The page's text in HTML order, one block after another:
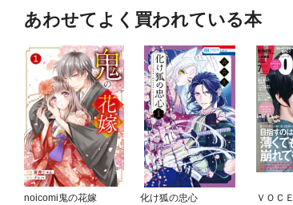
あわせてよく買われている本
noicomi鬼の花嫁 化け狐の忠心 ＶＯＣＥ